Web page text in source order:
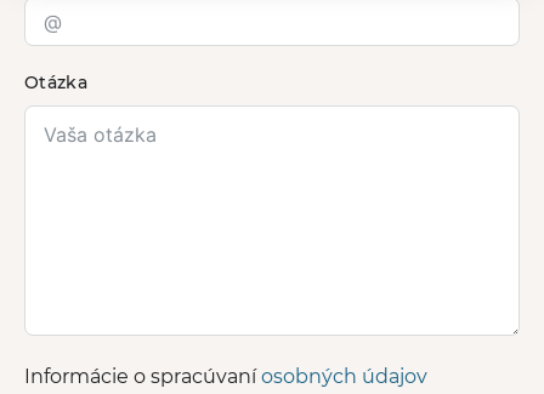
Otázka
Informácie o spracúvaníosobných údajov